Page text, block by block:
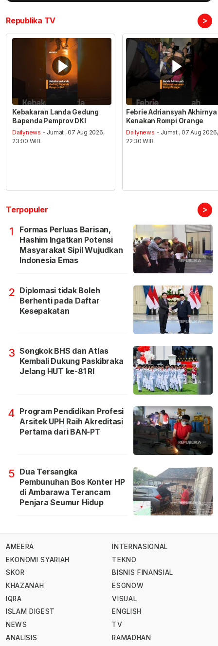
Republika TV >
Kebakaran Landa Gedung
Bapenda Pemprov DKI
Dailynews - Jumat , 07 Aug 2026,
23:00 WIB
Febrie Adriansyah Akhirnya
Kenakan Rompi Orange
Dailynews - Jumat , 07 Aug 2026,
22:30 WIB
Terpopuler >
1
Formas Perluas Barisan,
Hashim Ingatkan Potensi
Masyarakat Sipil Wujudkan
Indonesia Emas
2 Diplomasi tidak Boleh
Berhenti pada Daftar
Kesepakatan
3 Songkok BHS dan Atlas
Kembali Dukung Paskibraka
Jelang HUT ke-81 RI
4 Program Pendidikan Profesi
Arsitek UPH Raih Akreditasi
Pertama dari BAN-PT
5 Dua Tersangka
Pembunuhan Bos Konter HP
di Ambarawa Terancam
Penjara Seumur Hidup
AMEERA
EKONOMI SYARIAH
SKOR
KHAZANAH
IQRA
ISLAM DIGEST
NEWS
ANALISIS
INTERNASIONAL
TEKNO
BISNIS FINANSIAL
ESGNOW
VISUAL
ENGLISH
TV
RAMADHAN